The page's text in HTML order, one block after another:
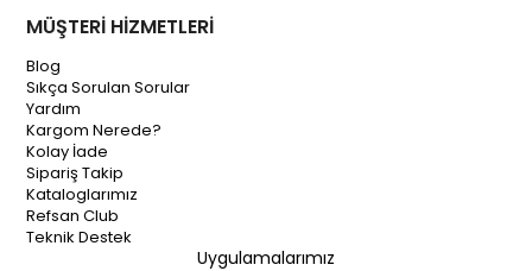
MÜŞTERİ HİZMETLERİ
Blog
Sıkça Sorulan Sorular
Yardım
Kargom Nerede?
Kolay İade
Sipariş Takip
Kataloglarımız
Refsan Club
Teknik Destek
Uygulamalarımız